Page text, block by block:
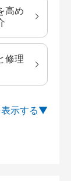
高め
修理